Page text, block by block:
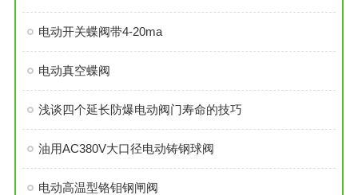
电动开关蝶阀带4-20ma
电动真空蝶阀
浅谈四个延长防爆电动阀门寿命的技巧
油用AC380V大口径电动铸钢球阀
电动高温型铬钼钢闸阀